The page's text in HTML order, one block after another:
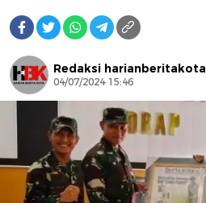
Redaksi harianberitakota
04/07/2024 15:46